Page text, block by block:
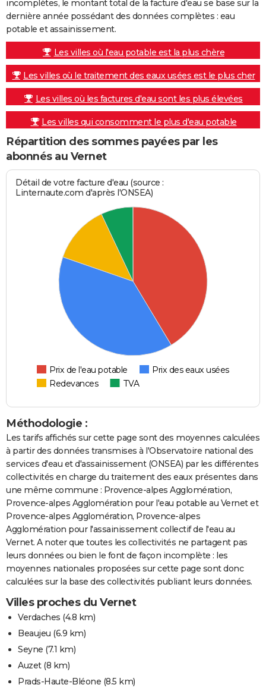
incomplètes, le montant total de la facture d'eau se base sur la
dernière année possédant des données complètes : eau
potable et assainissement.
Les villes où l'eau potable est la plus chère
Les villes où le traitement des eaux usées est le plus cher
Les villes où les factures d'eau sont les plus élevées
Les villes qui consomment le plus d'eau potable
Répartition des sommes payées par les
abonnés au Vernet
Détail de votre facture d'eau (source :
Linternaute.com d'après l'ONSEA)
Prix de l'eau potable
Prix des eaux usées
Redevances
TVA
Méthodologie :
Les tarifs affichés sur cette page sont des moyennes calculées
à partir des données transmises à l'Observatoire national des
services d'eau et d'assainissement (ONSEA) par les différentes
collectivités en charge du traitement des eaux présentes dans
une même commune : Provence-alpes Agglomération,
Provence-alpes Agglomération pour l'eau potable au Vernet et
Provence-alpes Agglomération, Provence-alpes
Agglomération pour l'assainissement collectif de l'eau au
Vernet. A noter que toutes les collectivités ne partagent pas
leurs données ou bien le font de façon incomplète : les
moyennes nationales proposées sur cette page sont donc
calculées sur la base des collectivités publiant leurs données.
Villes proches du Vernet
Verdaches (4.8 km)
Beaujeu (6.9 km)
Seyne (7.1 km)
Auzet(8 km)
Prads-Haute-Bléone (8.5 km)